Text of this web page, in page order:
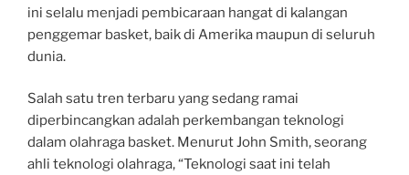
ini selalu menjadi pembicaraan hangat di kalangan
penggemar basket, baik di Amerika maupun di seluruh
dunia.
Salah satu tren terbaru yang sedang ramai
diperbincangkan adalah perkembangan teknologi
dalam olahraga basket. Menurut John Smith, seorang
ahli teknologi olahraga, “Teknologi saat ini telah